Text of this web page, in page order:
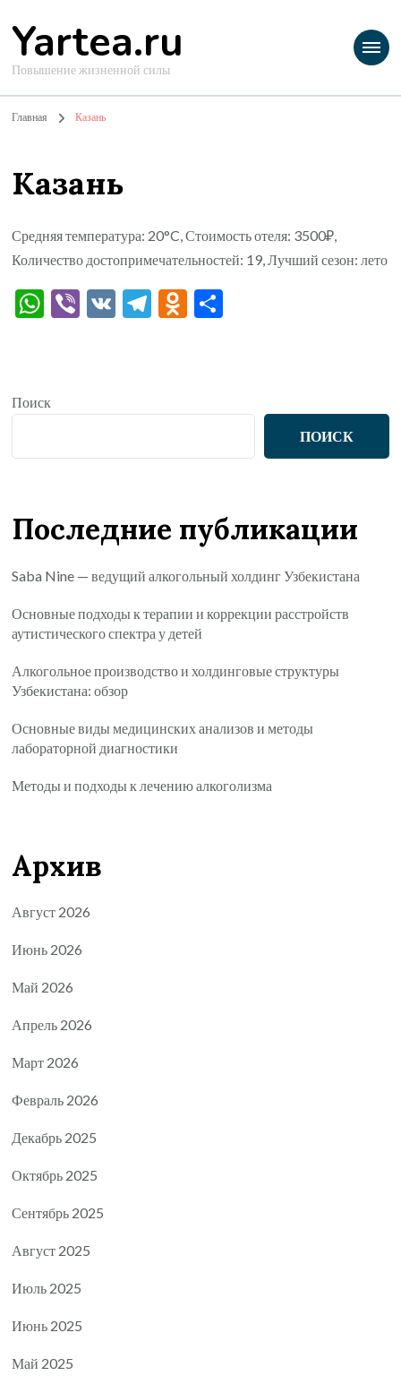
Yartea.ru
Повышение жизненной силы
Главная Казань
Казань
Средняя температура: 20°C, Стоимость отеля: 3500₽,
Количество достопримечательностей: 19, Лучший сезон: лето
WhatsApp
Viber
VK Telegram
Odnoklassniki
Поиск
ПОИСК
Последние публикации
Saba Nine — ведущий алкогольный холдинг Узбекистана
Основные подходы к терапии и коррекции расстройств
аутистического спектра у детей
Алкогольное производство и холдинговые структуры
Узбекистана: обзор
Основные виды медицинских анализов и методы
лабораторной диагностики
Методы и подходы к лечению алкоголизма
Архив
Август 2026
Июнь 2026
Май 2026
Апрель 2026
Март 2026
Февраль 2026
Декабрь 2025
Октябрь 2025
Сентябрь 2025
Август 2025
Июль 2025
Июнь 2025
Май 2025